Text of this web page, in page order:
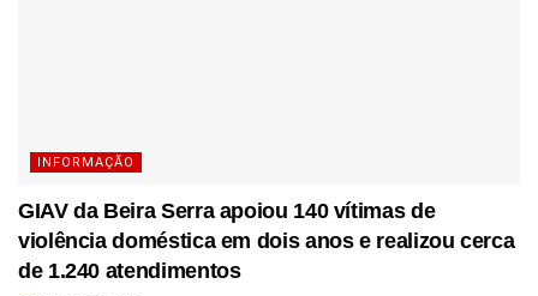
INFORMAÇÃO
GIAV da Beira Serra apoiou 140 vítimas de
violência doméstica em dois anos e realizou cerca
de 1.240 atendimentos